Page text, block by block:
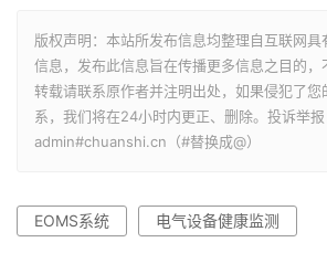
版权声明：本站所发布信息均整理自互联网具
信息，发布此信息旨在传播更多信息之目的，
转载请联系原作者并注明出处，如果侵犯了您
系，我们将在24小时内更正、删除。投诉举报
admin#chuanshi.cn（#替换成@）
EOMS系统 电气设备健康监测